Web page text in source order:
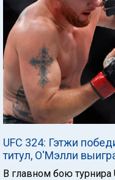
UFC 324: Гэтжи
титул, О'Мэлли
В главном бою турнира